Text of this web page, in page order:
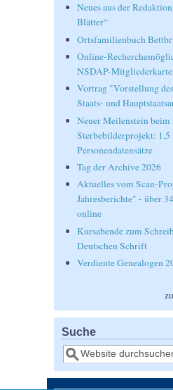
Neues aus der
Blätter“
Ortsfamilienbuch
Online-
NSDAP-
Vortrag "Vorstellung
Staats- und
Neuer Meilenstein
Sterbebilderprojekt:
Personendatensätze
Tag der Archive 2026
Aktuelles vom Scan-
Jahresberichte" - über
online
Kursabende zum
Deutschen Schrift
Verdiente Genealogen
Suche
Suche